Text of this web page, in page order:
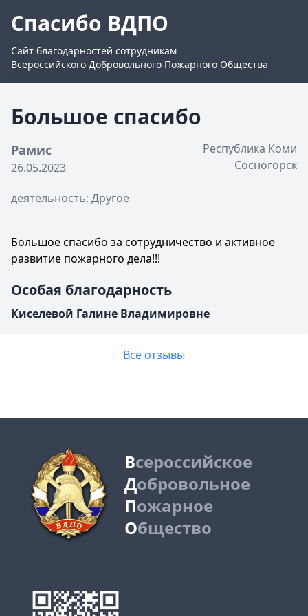
Спасибо ВДПО
Сайт благодарностей сотрудникам
Всероссийского Добровольного Пожарного Общества
Большое спасибо
Рамис
26.05.2023
Республика Коми
Сосногорск
деятельность: Другое
Большое спасибо за сотрудничество и активное
развитие пожарного дела!!!
Особая благодарность
Киселевой Галине Владимировне
Все отзывы
Всероссийское
Добровольное
Пожарное
Общество